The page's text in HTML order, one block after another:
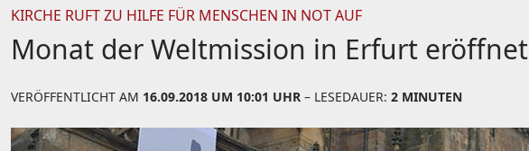
KIRCHE RUFT ZU HILFE FÜR MENSCHEN IN NOT AUF
Monat der Weltmission in Erfurt eröffnet
VERÖFFENTLICHT AM 16.09.2018 UM 10:01 UHR – LESEDAUER: 2 MINUTEN